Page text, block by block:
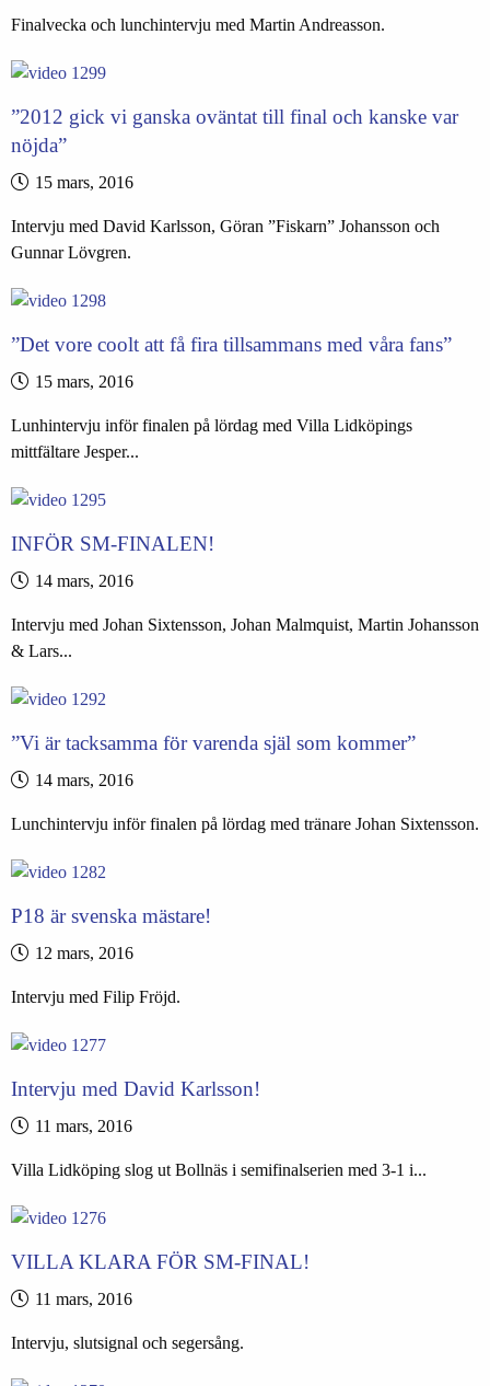
Finalvecka och lunchintervju med Martin Andreasson.
”2012 gick vi ganska oväntat till final och kanske var
nöjda”
15 mars, 2016
Intervju med David Karlsson, Göran ”Fiskarn” Johansson och
Gunnar Lövgren.
”Det vore coolt att få fira tillsammans med våra fans”
15 mars, 2016
Lunhintervju inför finalen på lördag med Villa Lidköpings
mittfältare Jesper...
INFÖR SM-FINALEN!
14 mars, 2016
Intervju med Johan Sixtensson, Johan Malmquist, Martin Johansson
& Lars...
”Vi är tacksamma för varenda själ som kommer”
14 mars, 2016
Lunchintervju inför finalen på lördag med tränare Johan Sixtensson.
P18 är svenska mästare!
12 mars, 2016
Intervju med Filip Fröjd.
Intervju med David Karlsson!
11 mars, 2016
Villa Lidköping slog ut Bollnäs i semifinalserien med 3-1 i...
VILLA KLARA FÖR SM-FINAL!
11 mars, 2016
Intervju, slutsignal och segersång.